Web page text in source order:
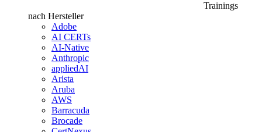
Trainings
nach Hersteller
Adobe
AI CERTs
AI-Native
Anthropic
appliedAI
Arista
Aruba
AWS
Barracuda
Brocade